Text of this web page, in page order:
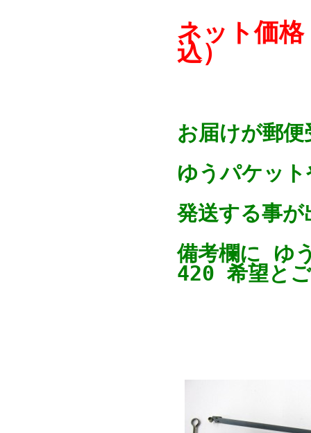
ネット価
込）
お届けが郵
ゆうパケッ
発送する事が
備考欄に ゆ
420 希望と